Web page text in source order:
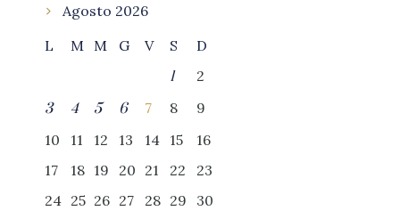
Agosto 2026
L
M M G V S
D
1
2
3
4 5 6 7 8
9
10
11 12 13 14 15
16
17
18 19 20 21 22
23
24 25 26 27 28 29
30